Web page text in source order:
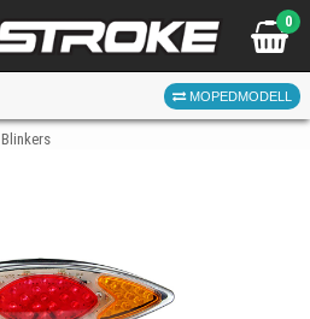
0
MOPEDMODELL